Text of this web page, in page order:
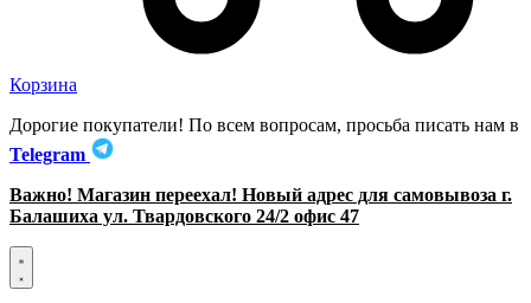
Корзина
Дорогие покупатели! По всем вопросам, просьба писать нам в
Telegram
Важно! Магазин переехал! Новый адрес для самовывоза г.
Балашиха ул. Твардовского 24/2 офис 47